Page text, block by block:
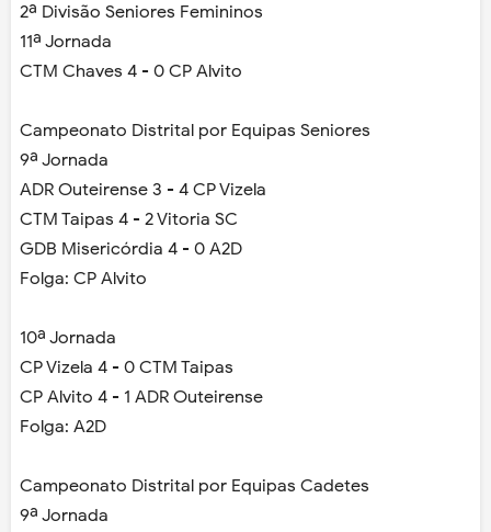
2ª Divisão Seniores Femininos
11ª Jornada
CTM Chaves 4 - 0 CP Alvito
Campeonato Distrital por Equipas Seniores
9ª Jornada
ADR Outeirense 3 - 4 CP Vizela
CTM Taipas 4 - 2 Vitoria SC
GDB Misericórdia 4 - 0 A2D
Folga: CP Alvito
10ª Jornada
CP Vizela 4 - 0 CTM Taipas
CP Alvito 4 - 1 ADR Outeirense
Folga: A2D
Campeonato Distrital por Equipas Cadetes
9ª Jornada